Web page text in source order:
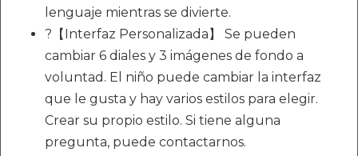
lenguaje mientras se divierte.
?【Interfaz Personalizada】 Se pueden
cambiar 6 diales y 3 imágenes de fondo a
voluntad. El niño puede cambiar la interfaz
que le gusta y hay varios estilos para elegir.
Crear su propio estilo. Si tiene alguna
pregunta, puede contactarnos.